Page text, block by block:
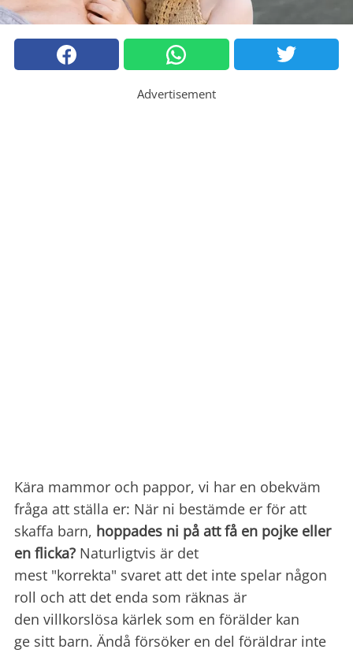
Advertisement
Kära mammor och pappor, vi har en obekväm
fråga att ställa er: När ni bestämde er för att
skaffa barn, hoppades ni på att få en pojke eller
en flicka? Naturligtvis är det
mest "korrekta" svaret att det inte spelar någon
roll och att det enda som räknas är
den villkorslösa kärlek som en förälder kan
ge sitt barn. Ändå försöker en del föräldrar inte